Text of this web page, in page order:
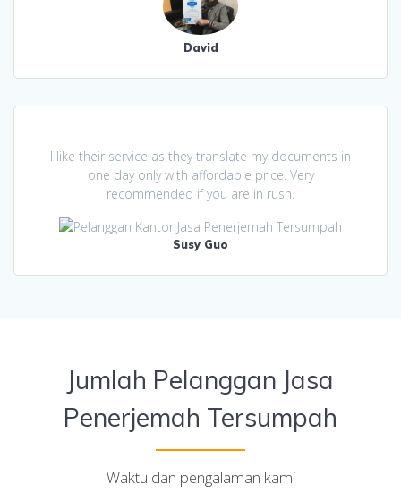
David
I like their service as they translate my documents in
one day only with affordable price. Very
recommended if you are in rush.
Susy Guo
Jumlah Pelanggan Jasa
Penerjemah Tersumpah
Waktu dan pengalaman kami